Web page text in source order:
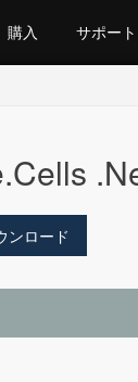
購入 サポート
ンロード